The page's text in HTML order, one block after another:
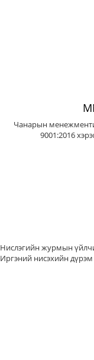
Чанарын
9001:2016
Нислэгийн журмын
Иргэний нисэхийн дүрэм